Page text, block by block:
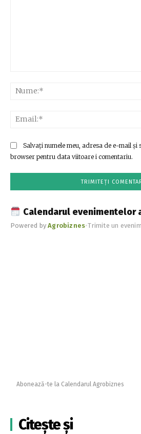
Salvați numele meu, adresa de e-mail și
browser pentru data viitoare i comentariu.
Calendarul evenimentelor
Powered byAgrobiznes•Trimite un
Abonează-te la Calendarul Agrobiznes
Citește și